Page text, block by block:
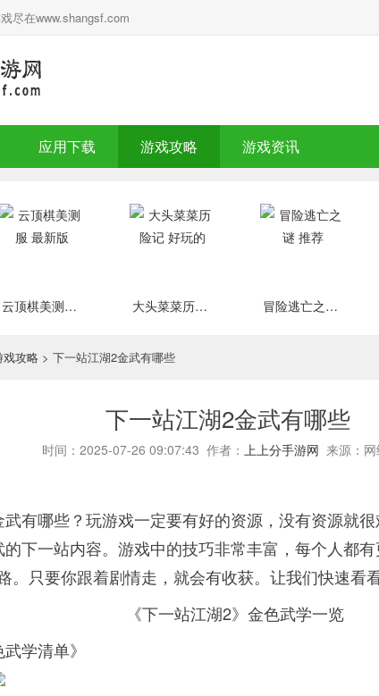
尽在www.shangsf.com
应用下载 游戏攻略 游戏资讯
云顶棋美测服 最新版 大头菜菜历险记 好玩的 冒险逃亡之谜 推荐
戏攻略 > 下一站江湖2金武有哪些
下一站江湖2金武有哪些
时间：2025-07-26 09:07:43 作者： 上上分手游网 来源：
有哪些？玩游戏一定要有好的资源，没有资源就
下一站内容。游戏中的技巧非常丰富，每个人都
。只要你跟着剧情走，就会有收获。让我们快速看看
学清单》